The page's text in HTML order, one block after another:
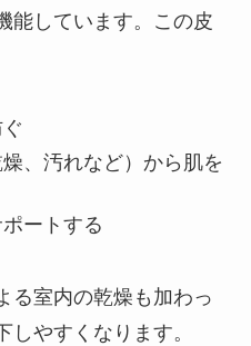
能しています。この皮
、汚れなど）から肌を
ートする
る室内の乾燥も加わっ
やすくなります。